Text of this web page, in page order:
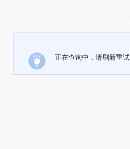
正在查询中，请刷新重试